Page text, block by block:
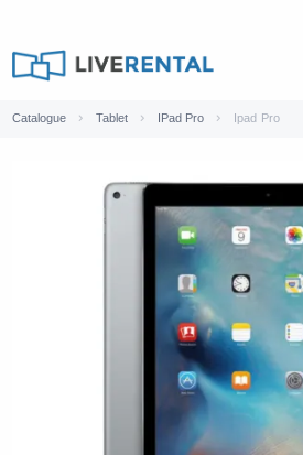
Catalogue Tablet IPad Pro Ipad Pro